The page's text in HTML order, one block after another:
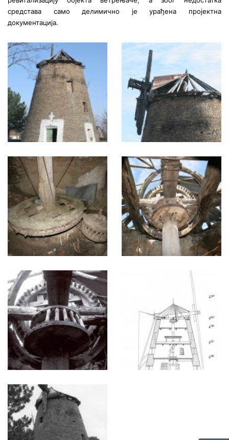
средстава само делимично је урађена пројектна
документација.